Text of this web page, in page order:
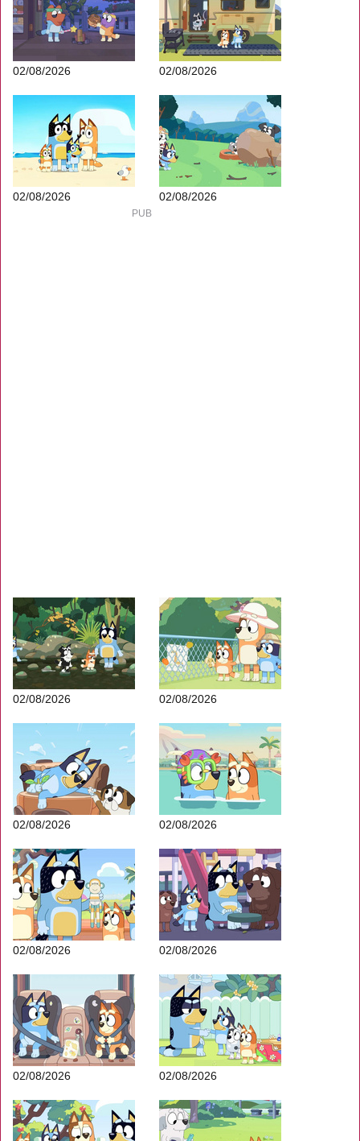
02/08/2026 02/08/2026
02/08/2026 02/08/2026
02/08/2026 02/08/2026
02/08/2026 02/08/2026
02/08/2026 02/08/2026
02/08/2026 02/08/2026